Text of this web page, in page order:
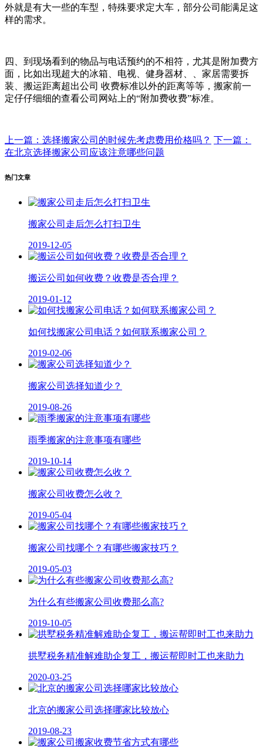
外就是有大一些的车型，特殊要求定大车，部分公司能满足这
样的需求。
四、到现场看到的物品与电话预约的不相符，尤其是附加费方
面，比如出现超大的冰箱、电视、健身器材、、家居需要拆
装、搬运距离超出公司 收费标准以外的距离等等，搬家前一
定仔仔细细的查看公司网站上的“附加费收费”标准。
上一篇：选择搬家公司的时候先考虑费用价格吗？ 下一篇：
在北京选择搬家公司应该注意哪些问题
热门文章
搬家公司走后怎么打扫卫生
2019-12-05
搬运公司如何收费？收费是否合理？
2019-01-12
如何找搬家公司电话？如何联系搬家公司？
2019-02-06
搬家公司选择知道少？
2019-08-26
雨季搬家的注意事项有哪些
2019-10-14
搬家公司收费怎么收？
2019-05-04
搬家公司找哪个？有哪些搬家技巧？
2019-05-03
为什么有些搬家公司收费那么高?
2019-10-05
拱墅税务精准解难助企复工，搬运帮即时工也来助力
2020-03-25
北京的搬家公司选择哪家比较放心
2019-08-23